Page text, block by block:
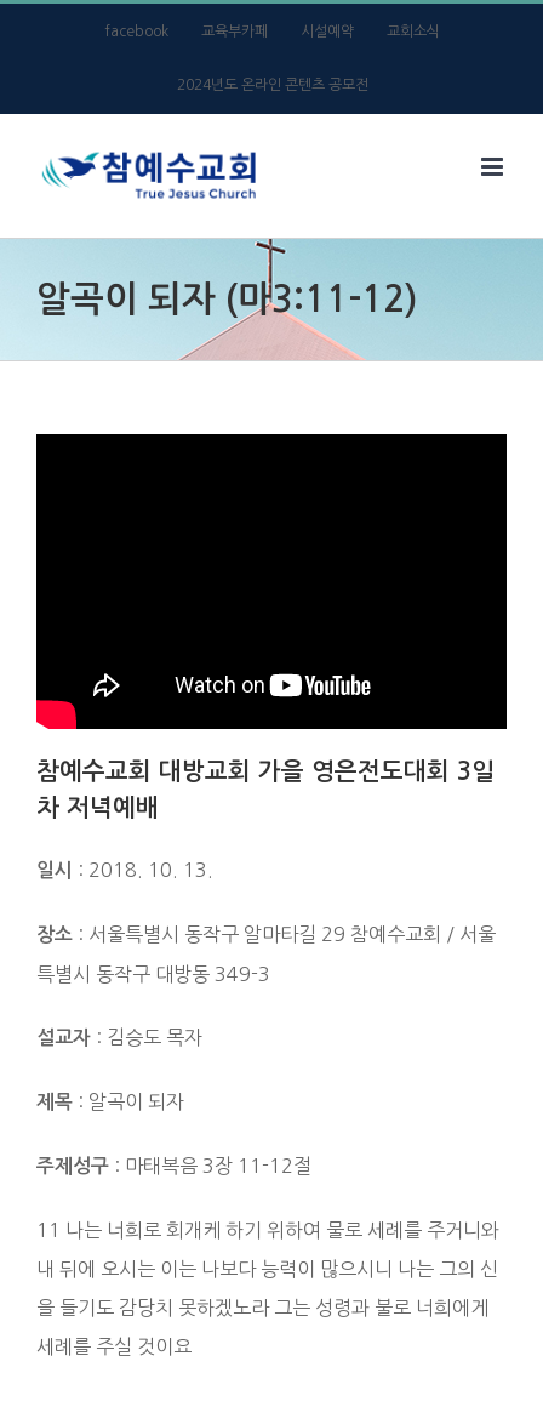
facebook 교육부카페 시설예약 교회소식
2024년도 온라인 콘텐츠 공모전
알곡이 되자 (마3:11-12)
참예수교회 대방교회 가을 영은전도대회 3일
차 저녁예배
일시 : 2018. 10. 13.
장소 : 서울특별시 동작구 알마타길 29 참예수교회 / 서울
특별시 동작구 대방동 349-3
설교자 : 김승도 목자
제목 : 알곡이 되자
주제성구 : 마태복음 3장 11-12절
11 나는 너희로 회개케 하기 위하여 물로 세례를 주거니와
내 뒤에 오시는 이는 나보다 능력이 많으시니 나는 그의 신
을 들기도 감당치 못하겠노라 그는 성령과 불로 너희에게
세례를 주실 것이요